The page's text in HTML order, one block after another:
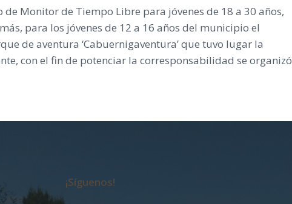
Monitor de Tiempo Libre para jóvenes de 18 a 30 años,
para los jóvenes de 12 a 16 años del municipio el
de aventura ‘Cabuernigaventura’ que tuvo lugar la
con el fin de potenciar la corresponsabilidad se organizó
¡Síguenos!